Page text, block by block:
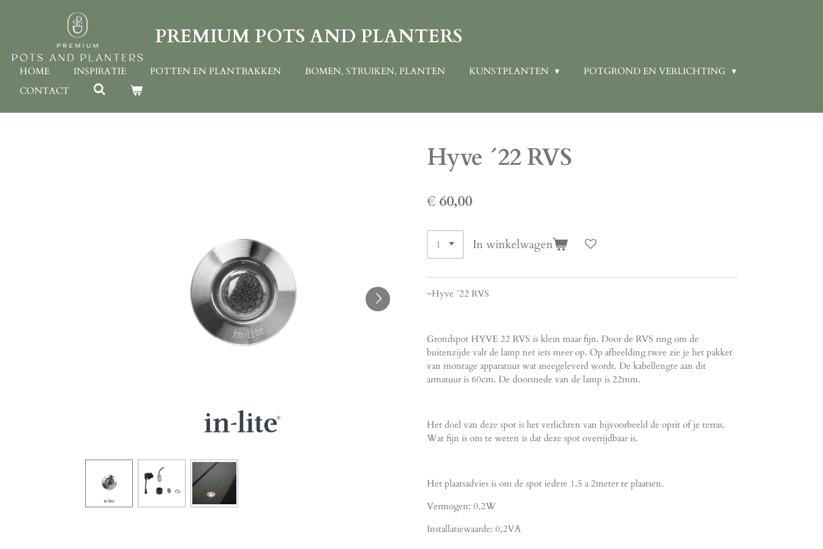
de
hoofdinhoud
PREMIUM POTS AND PLANTERS
HOME INSPIRATIE POTTEN EN PLANTBAKKEN BOMEN, STRUIKEN, PLANTEN KUNSTPLANTEN
POTGROND EN VERLICHTING
CONTACT
Hyve ´22 RVS
€ 60,00
In winkelwagen
~Hyve ´22 RVS
Grondspot HYVE 22 RVS is klein maar fijn. Door de RVS ring om de
buitenzijde valt de lamp net iets meer op. Op afbeelding twee zie je het pakket
van montage apparatuur wat meegeleverd wordt. De kabellengte aan dit
armatuur is 60cm. De doorsnede van de lamp is 22mm.
Het doel van deze spot is het verlichten van bijvoorbeeld de oprit of je terras.
Wat fijn is om te weten is dat deze spot overrijdbaar is.
Het plaatsadvies is om de spot iedere 1.5 a 2meter te plaatsen.
Vermogen: 0,2W
Installatiewaarde: 0,2VA